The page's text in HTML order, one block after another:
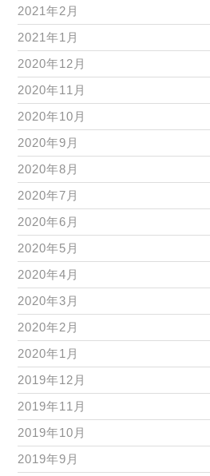
2021年2月
2021年1月
2020年12月
2020年11月
2020年10月
2020年9月
2020年8月
2020年7月
2020年6月
2020年5月
2020年4月
2020年3月
2020年2月
2020年1月
2019年12月
2019年11月
2019年10月
2019年9月